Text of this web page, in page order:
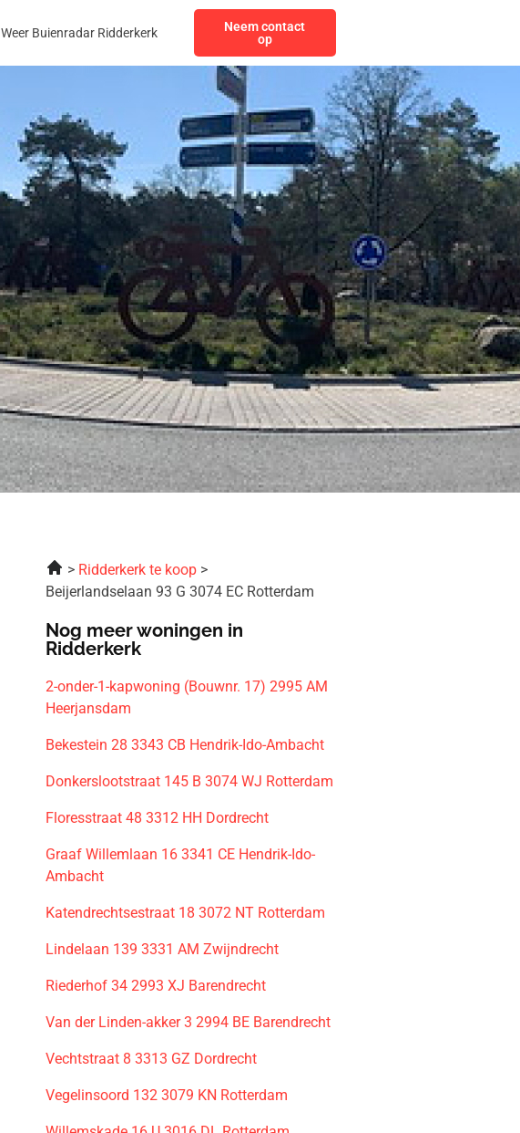
Weer Buienradar Ridderkerk
Neem contact
op
Ridderkerk te koop
Beijerlandselaan 93 G 3074 EC Rotterdam
Nog meer woningen in
Ridderkerk
2-onder-1-kapwoning (Bouwnr. 17) 2995 AM
Heerjansdam
Bekestein 28 3343 CB Hendrik-Ido-Ambacht
Donkerslootstraat 145 B 3074 WJ Rotterdam
Floresstraat 48 3312 HH Dordrecht
Graaf Willemlaan 16 3341 CE Hendrik-Ido-
Ambacht
Katendrechtsestraat 18 3072 NT Rotterdam
Lindelaan 139 3331 AM Zwijndrecht
Riederhof 34 2993 XJ Barendrecht
Van der Linden-akker 3 2994 BE Barendrecht
Vechtstraat 8 3313 GZ Dordrecht
Vegelinsoord 132 3079 KN Rotterdam